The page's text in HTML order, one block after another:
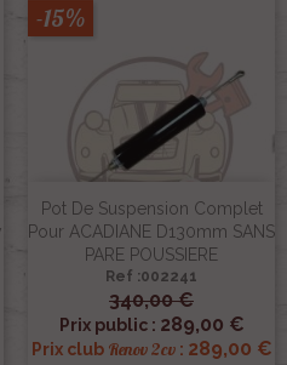
Pot De Suspension Complet
Pour ACADIANE D130mm SANS
PARE POUSSIERE
Ref :002241
340,00 €
Prix public : 289,00 €
Prix club Renov 2cv: 289,00 €
-15%